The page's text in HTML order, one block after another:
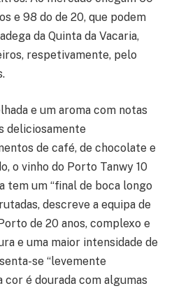
e 98 do de 20, que podem
da Quinta da Vacaria,
respetivamente, pelo
e um aroma com notas
deliciosamente
de café, de chocolate e
o vinho do Porto Tanwy 10
tem um “final de boca longo
descreve a equipa de
de 20 anos, complexo e
e uma maior intensidade de
se “levemente
cor é dourada com algumas